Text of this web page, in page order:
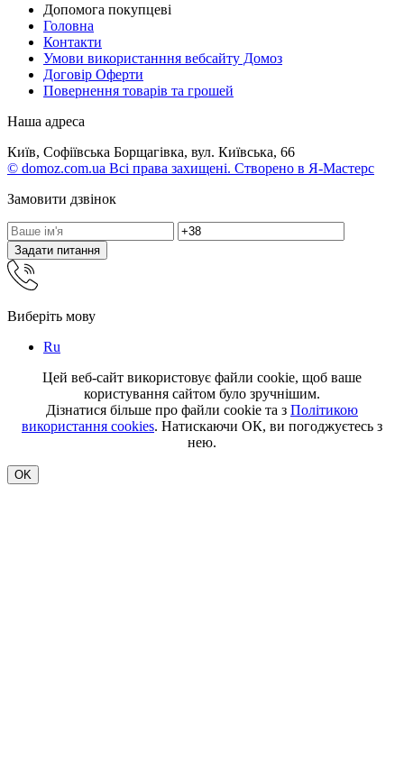
Допомога покупцеві
Головна
Контакти
Умови використанння вебсайту Домоз
Договір Оферти
Повернення товарів та грошей
Наша адреса
Київ, Софіївська Борщагівка, вул. Київська, 66
© domoz.com.ua Всі права захищені. Створено в Я-Мастерс
Замовити дзвінок
Задати питання
Виберіть мову
Ru
Цей веб-сайт використовує файли cookie, щоб ваше
користування сайтом було зручнішим.
Дізнатися більше про файли cookie та з Політикою
використання cookies. Натискаючи ОК, ви погоджуєтесь з
нею.
OK